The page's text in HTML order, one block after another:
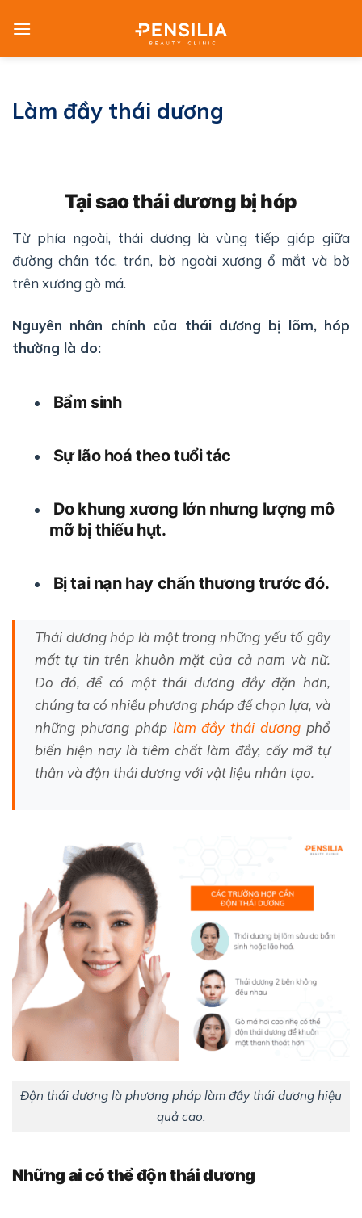
Làm đầy thái dương
Tại sao thái dương bị hóp
Từ phía ngoài, thái dương là vùng tiếp giáp giữa
đường chân tóc, trán, bờ ngoài xương ổ mắt và bờ
trên xương gò má.
Nguyên nhân chính của thái dương bị lõm, hóp
thường là do:
Bẩm sinh
Sự lão hoá theo tuổi tác
Do khung xương lớn nhưng lượng mô
mỡ bị thiếu hụt.
Bị tai nạn hay chấn thương trước đó.
Thái dương hóp là một trong những yếu tố gây
mất tự tin trên khuôn mặt của cả nam và nữ.
Do đó, để có một thái dương đầy đặn hơn,
chúng ta có nhiều phương pháp để chọn lựa, và
những phương pháp làm đầy thái dương phổ
biến hiện nay là tiêm chất làm đầy, cấy mỡ tự
thân và độn thái dương với vật liệu nhân tạo.
Độn thái dương là phương pháp làm đầy thái dương hiệu
quả cao.
Những ai có thể độn thái dương